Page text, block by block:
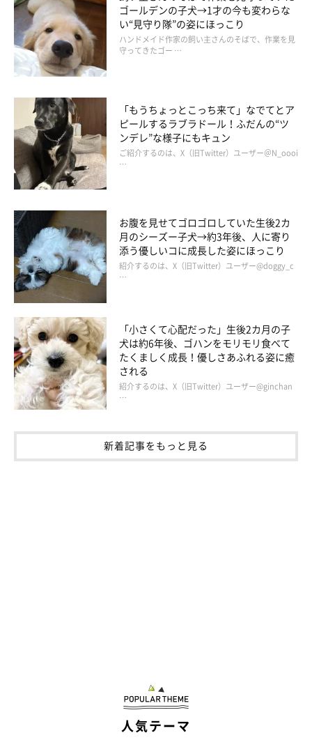
ゴールデンの子犬→1才の今も変わらな
い“見守り隊”の姿にほっこり
ハンドメイド作家の飼い主さんのそばで、作業を見
守ってきたゴー …
「もうちょっとこっち来て」なでてとア
ピールするラブラドール！ふだんの“ツ
ンデレ”な様子にもキュン
ご紹介するのは、X（旧Twitter）ユーザー＠N_oooi
…
お腹を見せてゴロゴロしていた生後2カ
月のシーズー子犬→約3年後、人に寄り
添う優しいコに成長した姿にほっこり
紹介するのは、X（旧Twitter）ユーザー@doggy_c
…
「小さくて心配だった」生後2カ月の子
犬は約6年後、ゴハンをモリモリ食べて
たくましく成長！優しさあふれる姿に癒
される
紹介するのは、X（旧Twitter）ユーザー@ginchan
…
新着記事をもっと見る
人気テーマ